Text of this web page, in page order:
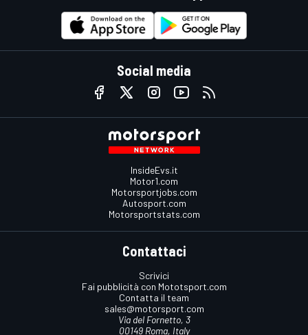
Social media
InsideEvs.it
Motor1.com
Motorsportjobs.com
Autosport.com
Motorsportstats.com
Contattaci
Scrivici
Fai pubblicità con Mototsport.com
Contatta il team
sales@motorsport.com
Via del Fornetto, 3
00149 Roma, Italy